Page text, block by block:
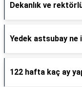
Dekanlık ve
Yedek astsubay ne
122 hafta kaç ay